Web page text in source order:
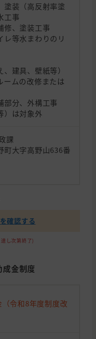
塗装（高反射率塗
工事
修、塗装工事
レ等水まわりのリ
建具、壁紙等）
ームの改修または
分、外構工事
）は対象外
課
町大字高野山636番
確認する
し次第終了)
金制度
令和8年度制度改